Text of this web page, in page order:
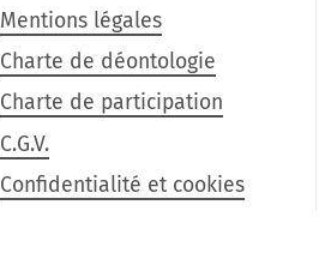
Mentions légales
Charte de déontologie
Charte de participation
C.G.V.
Confidentialité et cookies